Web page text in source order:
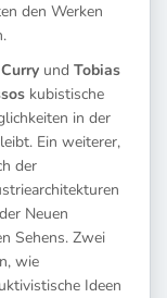
den Werken
und Tobias
kubistische
in der
Ein weiterer,
der
Neuen
Sehens. Zwei
wie
Ideen